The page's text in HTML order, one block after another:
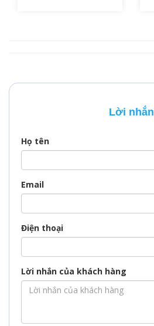
biết làm visa đi nga
những vấn đề trên.
Lời nhắn
Họ tên
Email
Điện thoại
Lời nhắn của khách hàng